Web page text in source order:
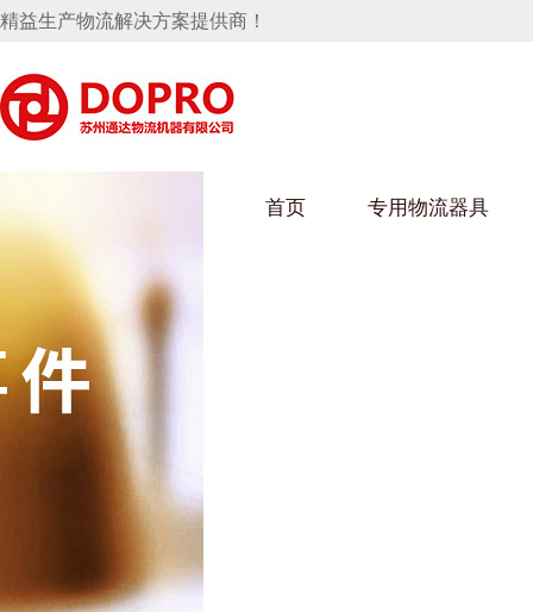
精益生产物流解决方案提供商！
首页 专用物流器具
麻豆天美在线观看架
速箱托盘 保险杠料架
冲压件料架
消声器料架
手推车
气瓶料架
藏式马桶水箱支架
汽车行业